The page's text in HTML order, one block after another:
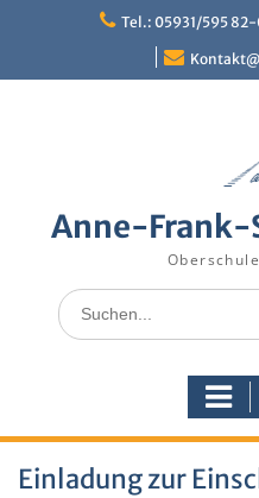
Tel.: 05931/595
Anne-Frank-
Search
for:
Einladung zur